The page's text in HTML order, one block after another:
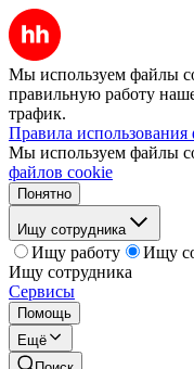
Мы используем файлы
правильную работу
трафик.
Правила
Мы используем файлы
файлов cookie
Понятно
Ищу сотрудника
Ищу работу
Ищу
Ищу сотрудника
Сервисы
Помощь
Ещё